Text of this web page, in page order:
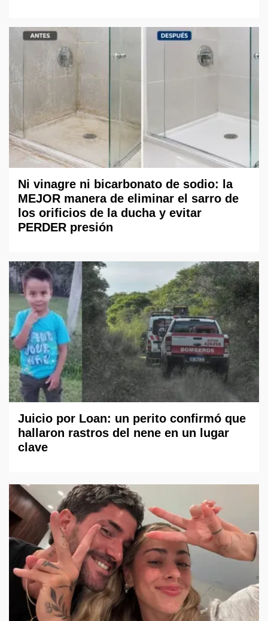
Ni vinagre ni bicarbonato de sodio: la
MEJOR manera de eliminar el sarro de
los orificios de la ducha y evitar
PERDER presión
Juicio por Loan: un perito confirmó que
hallaron rastros del nene en un lugar
clave